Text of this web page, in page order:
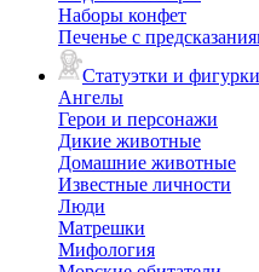
Наборы конфет
Печенье с
Статуэтки и фигурки
Ангелы
Герои и персонажи
Дикие животные
Домашние животные
Известные личности
Люди
Матрешки
Мифология